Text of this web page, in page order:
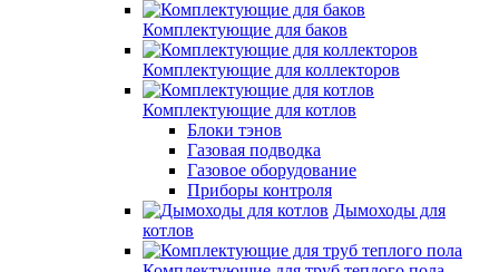
Комплектующие для баков
Комплектующие для коллекторов
Комплектующие для котлов
Блоки тэнов
Газовая подводка
Газовое оборудование
Приборы контроля
Дымоходы для
котлов